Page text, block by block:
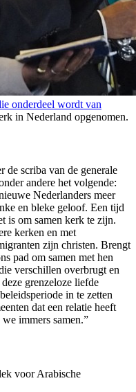
onderdeel wordt van
in Nederland opgenomen.
de scriba van de generale
andere het volgende:
Nederlanders meer
en bleke geloof. Een tijd
is om samen kerk te zijn.
kerken en met
zijn christen. Brengt
pad om samen met hen
verschillen overbrugt en
grenzeloze liefde
in te zetten
dat een relatie heeft
immers samen.”
voor Arabische